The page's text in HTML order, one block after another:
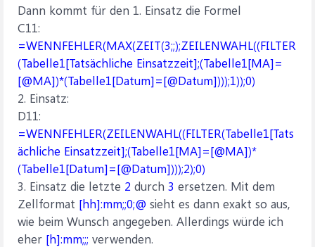
Dann kommt für den 1. Einsatz die Formel
C11:
=WENNFEHLER(MAX(ZEIT(3;;);ZEILENWAHL((FILTER
(Tabelle1[Tatsächliche Einsatzzeit];(Tabelle1[MA]=
[@MA])*(Tabelle1[Datum]=[@Datum])));1));0)
2. Einsatz:
D11:
=WENNFEHLER(ZEILENWAHL((FILTER(Tabelle1[Tats
ächliche Einsatzzeit];(Tabelle1[MA]=[@MA])*
(Tabelle1[Datum]=[@Datum])));2);0)
3. Einsatz die letzte 2 durch 3 ersetzen. Mit dem
Zellformat [hh]:mm;;0;@ sieht es dann exakt so aus,
wie beim Wunsch angegeben. Allerdings würde ich
eher [h]:mm;;; verwenden.